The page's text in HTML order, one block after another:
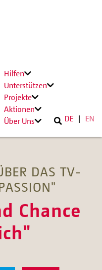
Hilfen
Unterstützen
Projekte
Aktionen
Über Uns
DE EN
DAS TV-
Chance